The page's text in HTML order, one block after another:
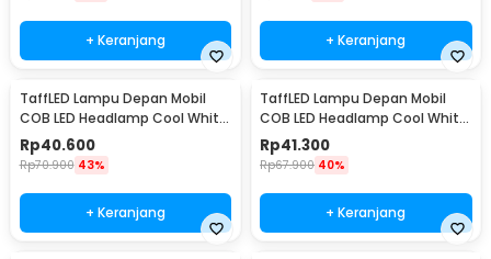
+ Keranjang + Keranjang
TaffLED Lampu Depan Mobil
COB LED Headlamp Cool White
IP65 32V 9005/HB3/H10 - S2
Rp40.600
Rp70.900 43%
+ Keranjang
TaffLED Lampu Depan Mobil
COB LED Headlamp Cool White
IP65 32V 9006/HB4 - S2
Rp41.300
Rp67.900 40%
+ Keranjang